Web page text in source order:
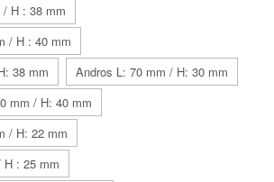
H : 38 mm
/ H : 40 mm
38 mm
Andros L: 70 mm / H: 30 mm
mm / H: 40 mm
/ H: 22 mm
: 25 mm